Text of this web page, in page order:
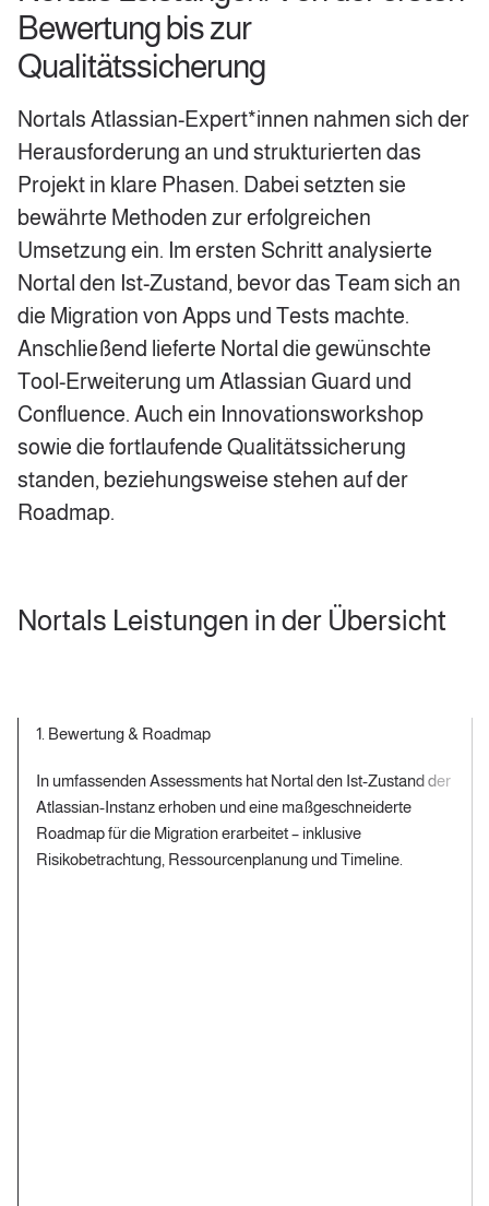
Bewertung bis zur
Qualitätssicherung
Nortals Atlassian-Expert*innen nahmen sich der
Herausforderung an und strukturierten das
Projekt in klare Phasen. Dabei setzten sie
bewährte Methoden zur erfolgreichen
Umsetzung ein. Im ersten Schritt analysierte
Nortal den Ist-Zustand, bevor das Team sich an
die Migration von Apps und Tests machte.
Anschließend lieferte Nortal die gewünschte
Tool-Erweiterung um Atlassian Guard und
Confluence. Auch ein Innovationsworkshop
sowie die fortlaufende Qualitätssicherung
standen, beziehungsweise stehen auf der
Roadmap.
Nortals Leistungen in der Übersicht
1. Bewertung & Roadmap
In umfassenden Assessments hat Nortal den Ist‑Zustand der
Atlassian‑Instanz erhoben und eine maßgeschneiderte
Roadmap für die Migration erarbeitet – inklusive
Risikobetrachtung, Ressourcenplanung und Timeline.